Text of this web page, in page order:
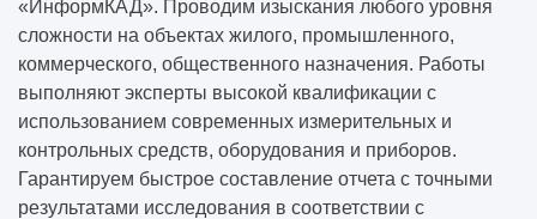
«ИнформКАД». Проводим изыскания любого уровня
сложности на объектах жилого, промышленного,
коммерческого, общественного назначения. Работы
выполняют эксперты высокой квалификации с
использованием современных измерительных и
контрольных средств, оборудования и приборов.
Гарантируем быстрое составление отчета с точными
результатами исследования в соответствии с